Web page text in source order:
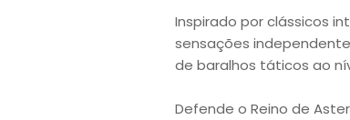
Inspirado por clássicos
sensações
de baralhos táticos ao
Defende o Reino de